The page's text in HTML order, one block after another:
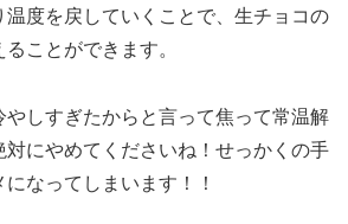
温度を戻していくことで、生チョコの
ことができます。
やしすぎたからと言って焦って常温解
対にやめてくださいね！せっかくの手
なってしまいます！！